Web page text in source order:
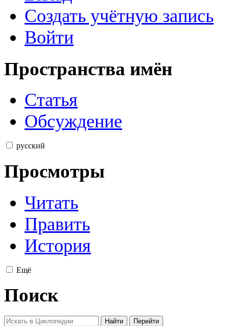
Создать учётную запись
Войти
Пространства имён
Статья
Обсуждение
русский
Просмотры
Читать
Править
История
Ещё
Поиск